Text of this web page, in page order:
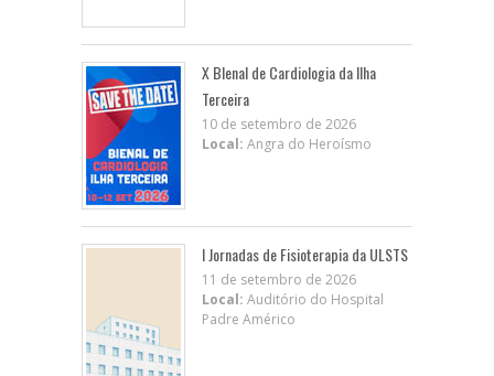
X BIenal de Cardiologia da Ilha
Terceira
10 de setembro de 2026
Local: Angra do Heroísmo
I Jornadas de Fisioterapia da ULSTS
11 de setembro de 2026
Local: Auditório do Hospital
Padre Américo